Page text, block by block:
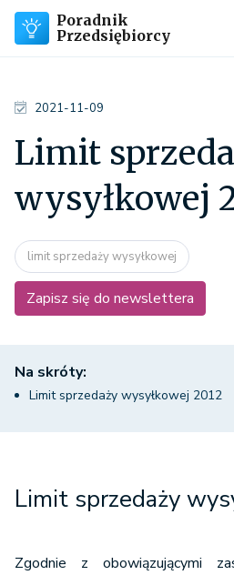
Poradnik
Przedsiębiorcy
2021-11-09
Limit
wysyłkowej
limit sprzedaży wysyłkowej
Zapisz się do newslettera
Na skróty:
Limit sprzedaży wysyłkowej 2012
Limit sprzedaży
Zgodnie z obowiązującymi